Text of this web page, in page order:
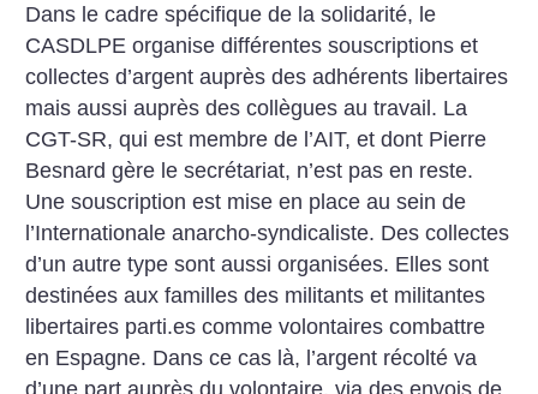
Dans le cadre spécifique de la solidarité, le
CASDLPE organise différentes souscriptions et
collectes d’argent auprès des adhérents libertaires
mais aussi auprès des collègues au travail. La
CGT-SR, qui est membre de l’AIT, et dont Pierre
Besnard gère le secrétariat, n’est pas en reste.
Une souscription est mise en place au sein de
l’Internationale anarcho-syndicaliste. Des collectes
d’un autre type sont aussi organisées. Elles sont
destinées aux familles des militants et militantes
libertaires parti.es comme volontaires combattre
en Espagne. Dans ce cas là, l’argent récolté va
d’une part auprès du volontaire, via des envois de